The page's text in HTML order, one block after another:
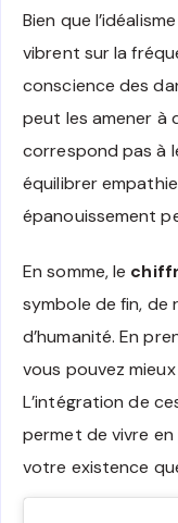
Bien que
vibrent sur la
conscience des
peut les amener à
correspond pas à
équilibrer
épanouissement
En somme, le
symbole de fin, de
d’humanité. En
vous pouvez
L’intégration de
permet de vivre
votre existence